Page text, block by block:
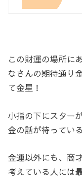
この財運の場所に
なさんの期待通り
て金星！
小指の下にスター
金の話が待ってい
金運以外にも、商
考えている人には